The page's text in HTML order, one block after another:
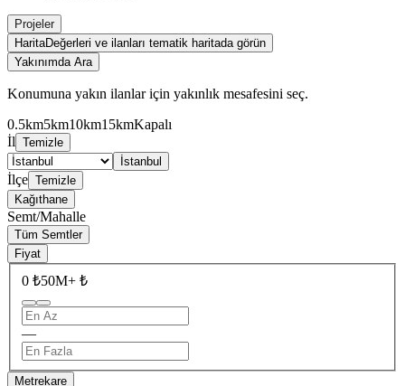
Projeler
HaritaDeğerleri ve ilanları tematik haritada görün
Yakınımda Ara
Konumuna yakın ilanlar için yakınlık mesafesini seç.
0.5km5km10km15kmKapalı
İl Temizle
İstanbul
İlçe Temizle
Kağıthane
Semt/Mahalle
Tüm Semtler
Fiyat
0 ₺50M+ ₺
—
Metrekare